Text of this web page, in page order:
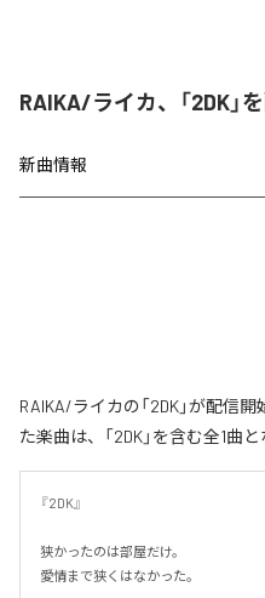
RAIKA/ライカ、「2DK」
新曲情報
RAIKA/ライカの「2DK」が配信
た楽曲は、「2DK」を含む全1曲と
『2DK』
狭かったのは部屋だけ。
愛情まで狭くはなかった。